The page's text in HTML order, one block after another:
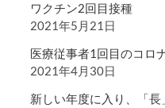
ワクチン2回目接種
2021年5月21日
医療従事者1回目のコロ
2021年4月30日
新しい年度に入り、「長